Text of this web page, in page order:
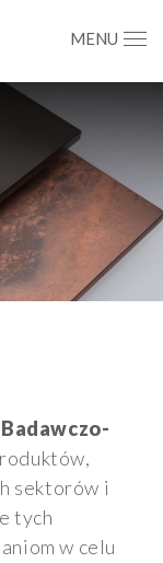
MENU
Badawczo-
sektorów i
tych
w celu